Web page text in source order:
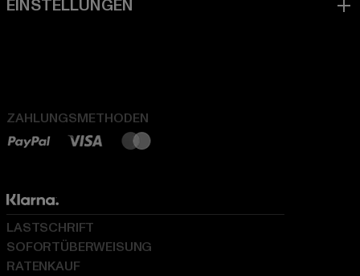
ZAHLUNGSMETHODEN
LASTSCHRIFT
SOFORTÜBERWEISUNG
RATENKAUF